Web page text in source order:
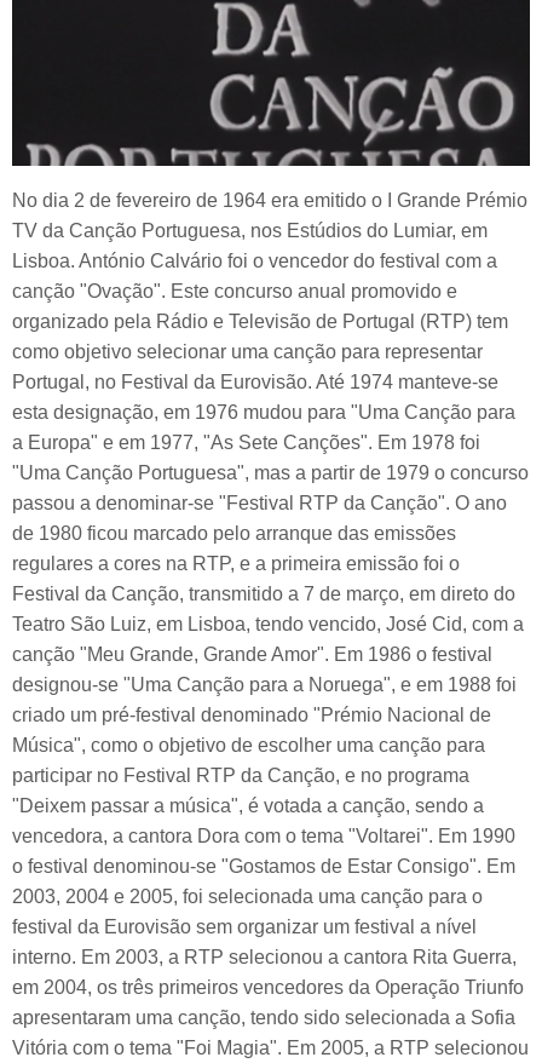
No dia 2 de fevereiro de 1964 era emitido o I Grande Prémio
TV da Canção Portuguesa, nos Estúdios do Lumiar, em
Lisboa. António Calvário foi o vencedor do festival com a
canção "Ovação". Este concurso anual promovido e
organizado pela Rádio e Televisão de Portugal (RTP) tem
como objetivo selecionar uma canção para representar
Portugal, no Festival da Eurovisão. Até 1974 manteve-se
esta designação, em 1976 mudou para "Uma Canção para
a Europa" e em 1977, "As Sete Canções". Em 1978 foi
"Uma Canção Portuguesa", mas a partir de 1979 o concurso
passou a denominar-se "Festival RTP da Canção". O ano
de 1980 ficou marcado pelo arranque das emissões
regulares a cores na RTP, e a primeira emissão foi o
Festival da Canção, transmitido a 7 de março, em direto do
Teatro São Luiz, em Lisboa, tendo vencido, José Cid, com a
canção "Meu Grande, Grande Amor". Em 1986 o festival
designou-se "Uma Canção para a Noruega", e em 1988 foi
criado um pré-festival denominado "Prémio Nacional de
Música", como o objetivo de escolher uma canção para
participar no Festival RTP da Canção, e no programa
"Deixem passar a música", é votada a canção, sendo a
vencedora, a cantora Dora com o tema "Voltarei". Em 1990
o festival denominou-se "Gostamos de Estar Consigo". Em
2003, 2004 e 2005, foi selecionada uma canção para o
festival da Eurovisão sem organizar um festival a nível
interno. Em 2003, a RTP selecionou a cantora Rita Guerra,
em 2004, os três primeiros vencedores da Operação Triunfo
apresentaram uma canção, tendo sido selecionada a Sofia
Vitória com o tema "Foi Magia". Em 2005, a RTP selecionou